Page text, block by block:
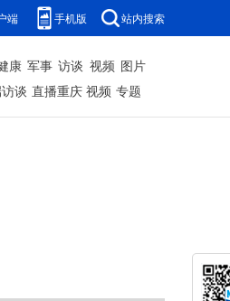
端 手机版 站内搜索
康 军事 访谈 视频 图片
谈 直播重庆 视频 专题